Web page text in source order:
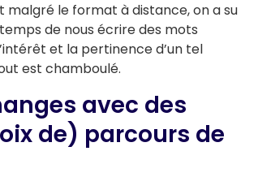
le format à distance, on a su
de nous écrire des mots
et la pertinence d’un tel
est chamboulé.
avec des
de) parcours de